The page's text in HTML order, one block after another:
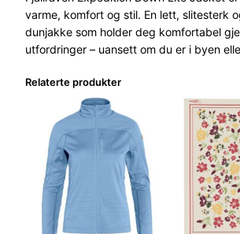
varme, komfort og stil. En lett, slitesterk
dunjakke som holder deg komfortabel
utfordringer – uansett om du er i byen
Relaterte produkter